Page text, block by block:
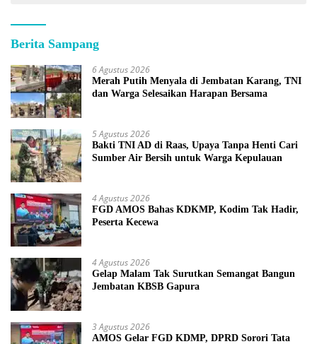
Berita Sampang
6 Agustus 2026
Merah Putih Menyala di Jembatan Karang, TNI
dan Warga Selesaikan Harapan Bersama
5 Agustus 2026
Bakti TNI AD di Raas, Upaya Tanpa Henti Cari
Sumber Air Bersih untuk Warga Kepulauan
4 Agustus 2026
FGD AMOS Bahas KDKMP, Kodim Tak Hadir,
Peserta Kecewa
4 Agustus 2026
Gelap Malam Tak Surutkan Semangat Bangun
Jembatan KBSB Gapura
3 Agustus 2026
AMOS Gelar FGD KDMP, DPRD Sorori Tata